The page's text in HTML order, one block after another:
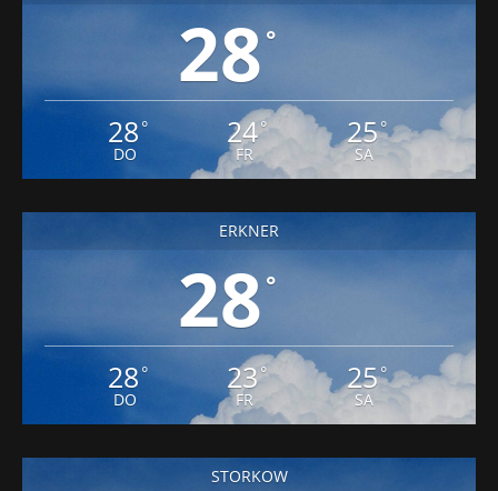
28 °
28 °
DO
24°
FR
25°
SA
ERKNER
28 °
28 °
DO
23°
FR
25°
SA
STORKOW